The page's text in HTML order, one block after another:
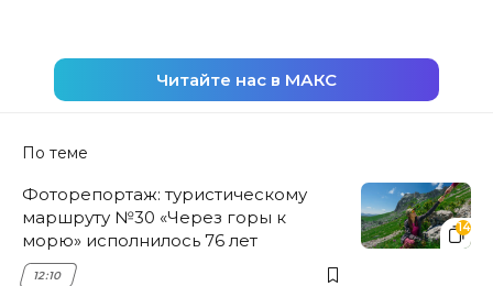
Читайте нас в МАКС
По теме
14
Фоторепортаж: туристическому
маршруту №30 «Через горы к
морю» исполнилось 76 лет
12:10